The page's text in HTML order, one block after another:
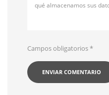
qué almacenamos sus
Campos obligatorios*